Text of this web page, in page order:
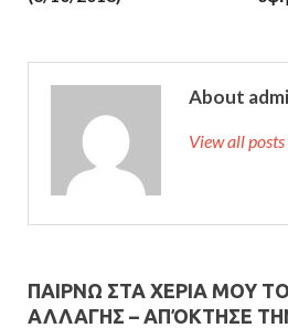
About
View all
ΠΑΙΡΝΩ ΣΤΑ ΧΕΡΙΑ ΜΟΥ
ΑΛΛΑΓΗΣ – AΠΌΚΤΗΣΕ